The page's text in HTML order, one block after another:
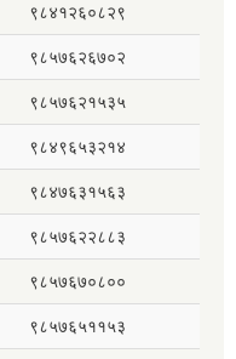
९८४१२६०८२९
९८५७६२६७०२
९८५७६२१५३५
९८४९६५३२१४
९८४७६३१५६३
९८५७६२२८८३
९८५७६७०८००
९८५७६५११५३